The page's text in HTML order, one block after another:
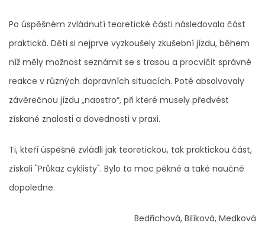
Po úspěšném zvládnutí teoretické části následovala část
praktická. Děti si nejprve vyzkoušely zkušební jízdu, během
níž měly možnost seznámit se s trasou a procvičit správné
reakce v různých dopravních situacích. Poté absolvovaly
závěrečnou jízdu „naostro“, při které musely předvést
získané znalosti a dovednosti v praxi.
Ti, kteří úspěšně zvládli jak teoretickou, tak praktickou část,
získali "Průkaz cyklisty". Bylo to moc pěkné a také naučné
dopoledne.
Bedřichová, Bilíková, Medková